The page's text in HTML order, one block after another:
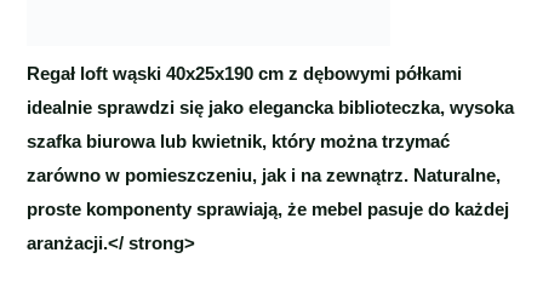
Regał loft wąski 40x25x190 cm z dębowymi półkami
idealnie sprawdzi się jako elegancka biblioteczka, wysoka
szafka biurowa lub kwietnik, który można trzymać
zarówno w pomieszczeniu, jak i na zewnątrz. Naturalne,
proste komponenty sprawiają, że mebel pasuje do każdej
aranżacji.</ strong>